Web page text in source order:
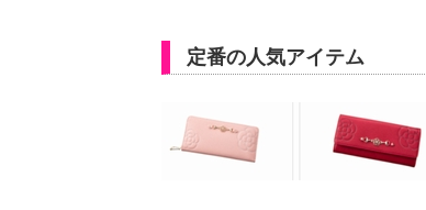
定番の人気アイテム